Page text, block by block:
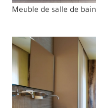
Meuble de salle de bain